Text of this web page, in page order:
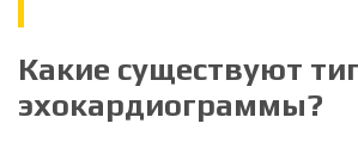
Какие существуют
эхокардиограммы?